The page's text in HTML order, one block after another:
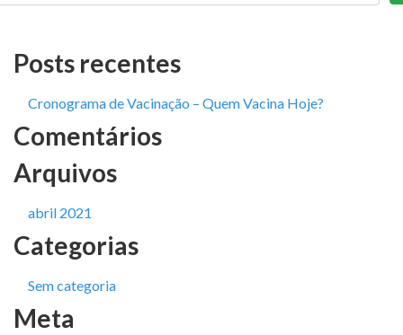
Posts recentes
Cronograma de Vacinação – Quem Vacina Hoje?
Comentários
Arquivos
abril 2021
Categorias
Sem categoria
Meta